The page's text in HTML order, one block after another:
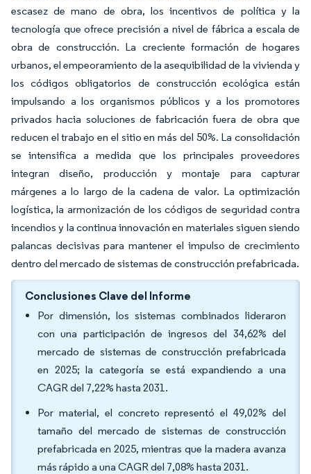
escasez de mano de obra, los incentivos de política y la
tecnología que ofrece precisión a nivel de fábrica a escala de
obra de construcción. La creciente formación de hogares
urbanos, el empeoramiento de la asequibilidad de la vivienda y
los códigos obligatorios de construcción ecológica están
impulsando a los organismos públicos y a los promotores
privados hacia soluciones de fabricación fuera de obra que
reducen el trabajo en el sitio en más del 50%. La consolidación
se intensifica a medida que los principales proveedores
integran diseño, producción y montaje para capturar
márgenes a lo largo de la cadena de valor. La optimización
logística, la armonización de los códigos de seguridad contra
incendios y la continua innovación en materiales siguen siendo
palancas decisivas para mantener el impulso de crecimiento
dentro del mercado de sistemas de construcción prefabricada.
Conclusiones Clave del Informe
Por dimensión, los sistemas combinados lideraron
con una participación de ingresos del 34,62% del
mercado de sistemas de construcción prefabricada
en 2025; la categoría se está expandiendo a una
CAGR del 7,22% hasta 2031.
Por material, el concreto representó el 49,02% del
tamaño del mercado de sistemas de construcción
prefabricada en 2025, mientras que la madera avanza
más rápido a una CAGR del 7,08% hasta 2031.